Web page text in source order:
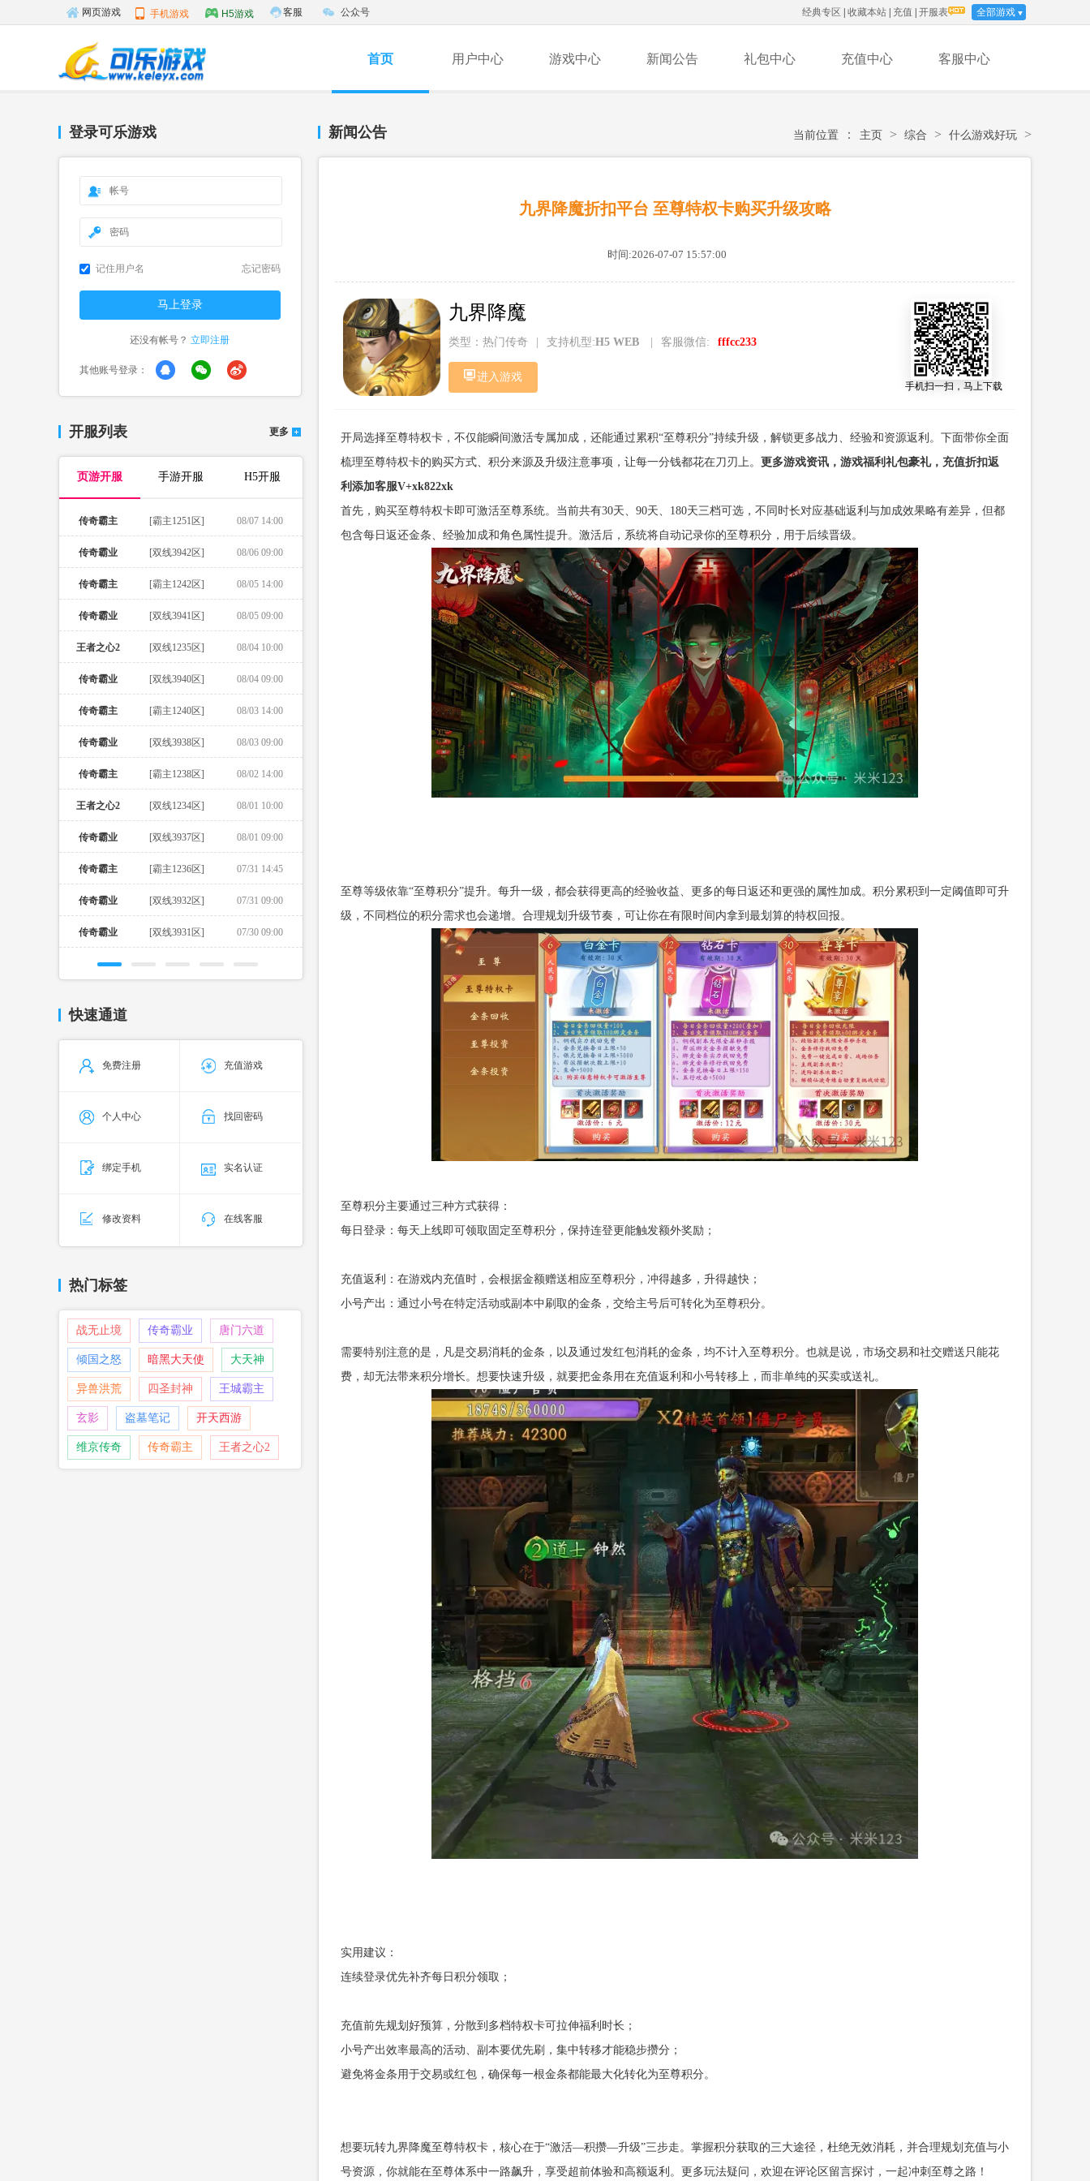
网页游戏 手机游戏 H5游戏 客服 公众号 经典专区 收藏本站 充值 开服表 全部游戏
首页 用户中心 游戏中心 新闻公告 礼包中心 充值中心 客服中心
登录可乐游戏
记住用户名 忘记密码
还没有帐号？ 立即注册
其他账号登录：
开服列表 更多
页游开服 手游开服 H5开服
传奇霸主 [霸主1251区] 08/07 14:00
传奇霸业 [双线3942区] 08/06 09:00
传奇霸主 [霸主1242区] 08/05 14:00
传奇霸业 [双线3941区] 08/05 09:00
王者之心2 [双线1235区] 08/04 10:00
传奇霸业 [双线3940区] 08/04 09:00
传奇霸主 [霸主1240区] 08/03 14:00
传奇霸业 [双线3938区] 08/03 09:00
传奇霸主 [霸主1238区] 08/02 14:00
王者之心2 [双线1234区] 08/01 10:00
传奇霸业 [双线3937区] 08/01 09:00
传奇霸主 [霸主1236区] 07/31 14:45
传奇霸业 [双线3932区] 07/31 09:00
传奇霸业 [双线3931区] 07/30 09:00
快速通道
免费注册 充值游戏
个人中心 找回密码
绑定手机 实名认证
修改资料 在线客服
热门标签
战无止境 传奇霸业 唐门六道
倾国之怒 暗黑大天使 大天神
异兽洪荒 四圣封神 王城霸主
玄影 盗墓笔记 开天西游
维京传奇 传奇霸主 王者之心2
新闻公告 当前位置 ： 主页 > 综合 > 什么游戏好玩 >
九界降魔折扣平台 至尊特权卡购买升级攻略
时间:2026-07-07 15:57:00
九界降魔
类型：热门传奇 支持机型:H5 WEB 客服微信: fffcc233
进入游戏
手机扫一扫，马上下载
开局选择至尊特权卡，不仅能瞬间激活专属加成，还能通过累积“至尊积分”持续升级，解锁更多战力、经验和资源返利。下面带你全面
梳理至尊特权卡的购买方式、积分来源及升级注意事项，让每一分钱都花在刀刃上。 更多游戏资讯，游戏福利礼包豪礼，充值折扣返
利添加客服V+xk822xk
首先，购买至尊特权卡即可激活至尊系统。当前共有30天、90天、180天三档可选，不同时长对应基础返利与加成效果略有差异，但都
包含每日返还金条、经验加成和角色属性提升。激活后，系统将自动记录你的至尊积分，用于后续晋级。
至尊等级依靠“至尊积分”提升。每升一级，都会获得更高的经验收益、更多的每日返还和更强的属性加成。积分累积到一定阈值即可升
级，不同档位的积分需求也会递增。合理规划升级节奏，可让你在有限时间内拿到最划算的特权回报。
至尊积分主要通过三种方式获得：
每日登录：每天上线即可领取固定至尊积分，保持连登更能触发额外奖励；
充值返利：在游戏内充值时，会根据金额赠送相应至尊积分，冲得越多，升得越快；
小号产出：通过小号在特定活动或副本中刷取的金条，交给主号后可转化为至尊积分。
需要特别注意的是，凡是交易消耗的金条，以及通过发红包消耗的金条，均不计入至尊积分。也就是说，市场交易和社交赠送只能花
费，却无法带来积分增长。想要快速升级，就要把金条用在充值返利和小号转移上，而非单纯的买卖或送礼。
实用建议：
连续登录优先补齐每日积分领取；
充值前先规划好预算，分散到多档特权卡可拉伸福利时长；
小号产出效率最高的活动、副本要优先刷，集中转移才能稳步攒分；
避免将金条用于交易或红包，确保每一根金条都能最大化转化为至尊积分。
想要玩转九界降魔至尊特权卡，核心在于“激活—积攒—升级”三步走。掌握积分获取的三大途径，杜绝无效消耗，并合理规划充值与小
号资源，你就能在至尊体系中一路飙升，享受超前体验和高额返利。更多玩法疑问，欢迎在评论区留言探讨，一起冲刺至尊之路！